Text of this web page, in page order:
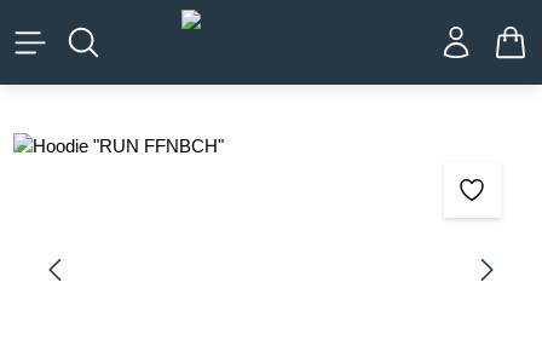
springen
Bildergalerie überspringen